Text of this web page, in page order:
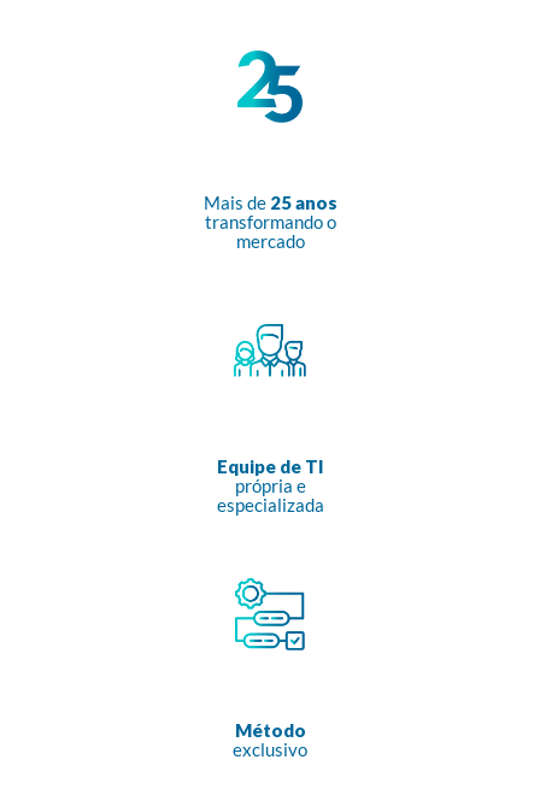
Mais de 25 anos
transformando o
mercado
Equipe de TI
própria e
especializada
Método
exclusivo